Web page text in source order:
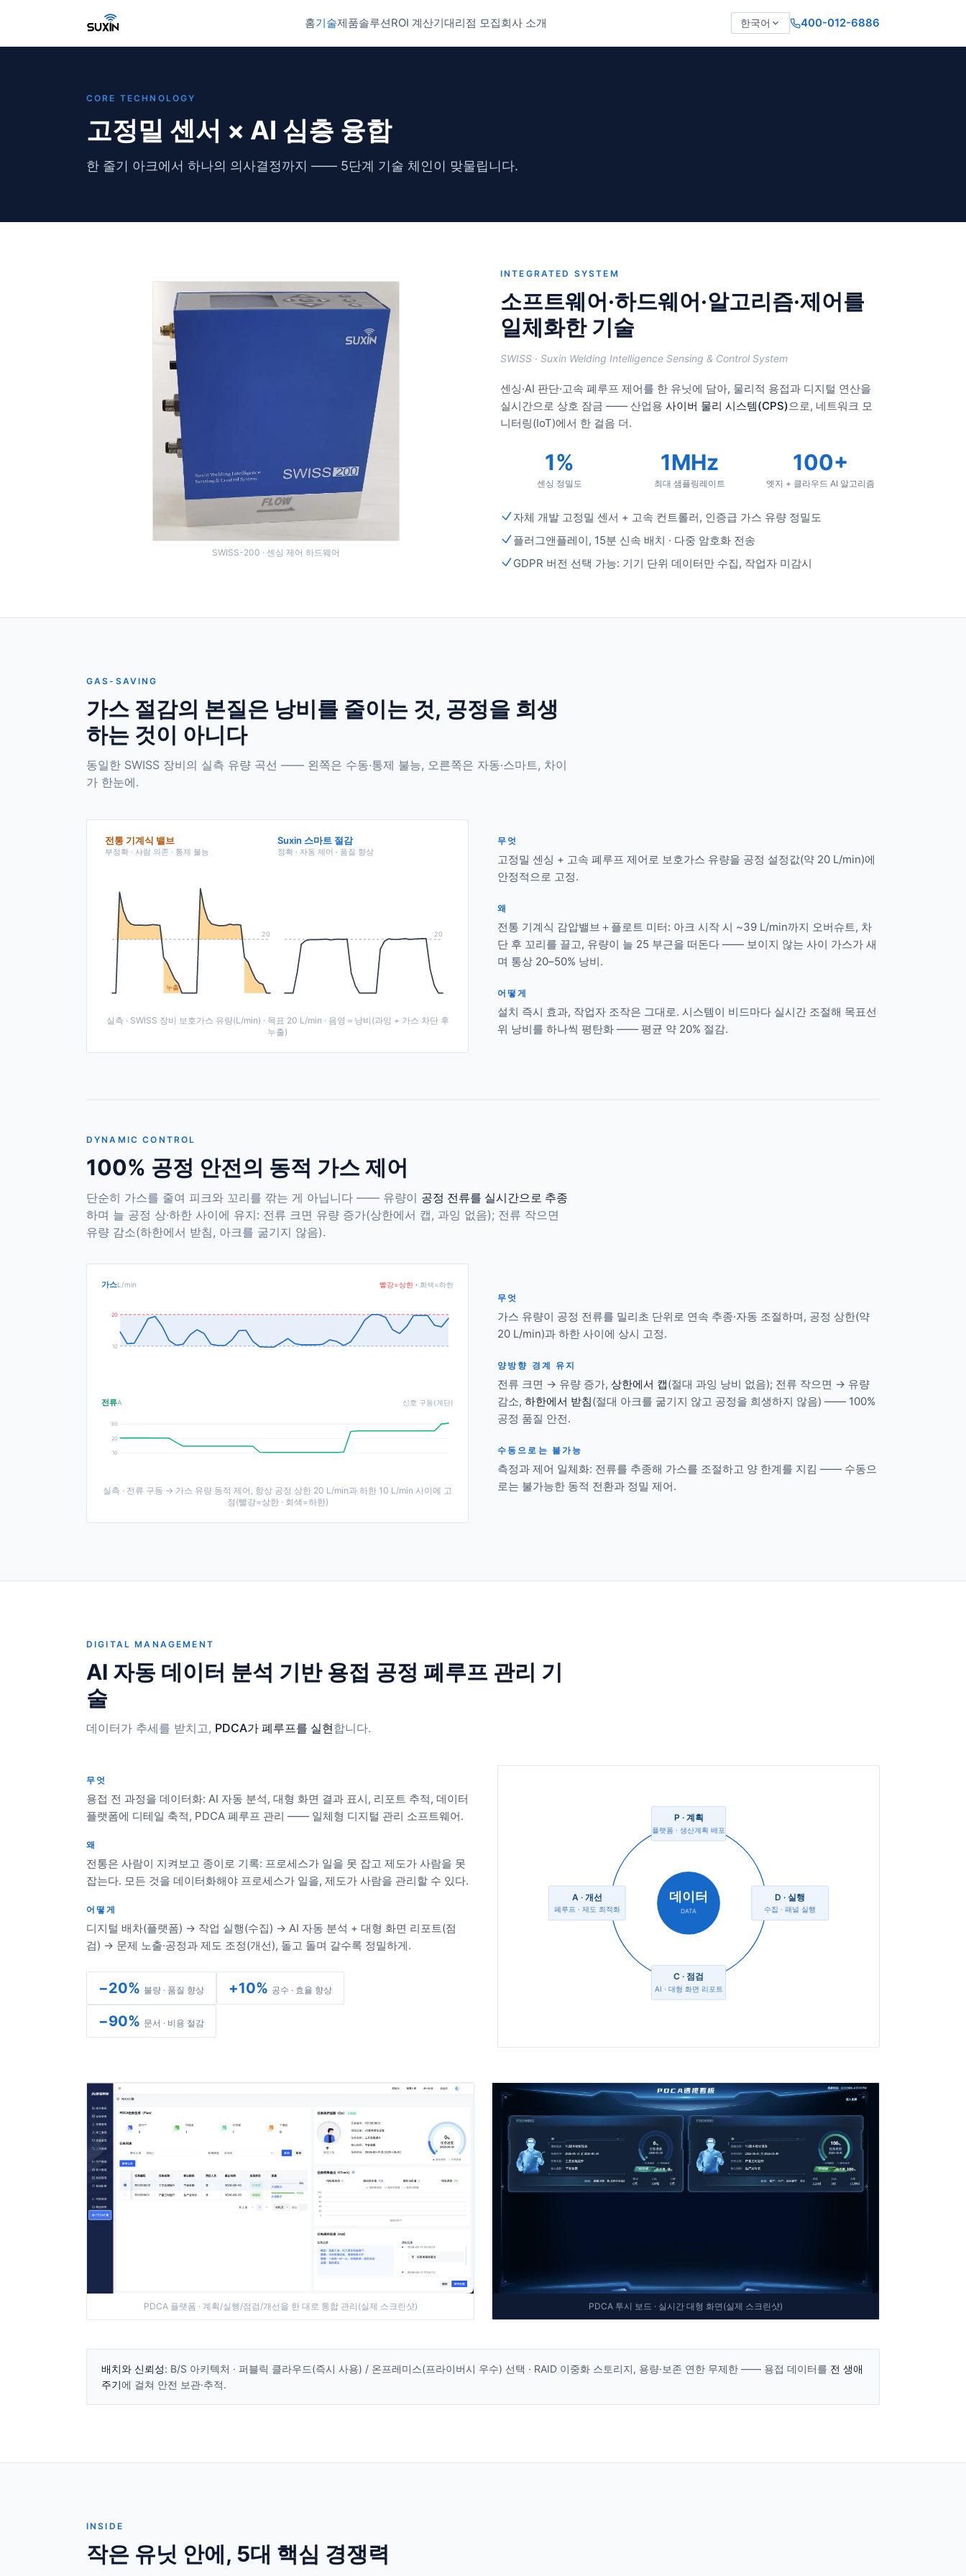
홈기술제품솔루션ROI 계산기대리점 모집회사 소개 한국어 400-012-6886
CORE TECHNOLOGY
고정밀 센서 × AI 심층 융합
한 줄기 아크에서 하나의 의사결정까지 —— 5단계 기술 체인이 맞물립니다.
SWISS-200 · 센싱 제어 하드웨어
INTEGRATED SYSTEM
소프트웨어·하드웨어·알고리즘·제어를
일체화한 기술
SWISS · Suxin Welding Intelligence Sensing & Control System
센싱·AI 판단·고속 폐루프 제어를 한 유닛에 담아, 물리적 용접과 디지털 연산을
실시간으로 상호 잠금 —— 산업용 사이버 물리 시스템(CPS)으로, 네트워크 모
니터링(IoT)에서 한 걸음 더.
1%
센싱 정밀도
1MHz
최대 샘플링레이트
100+
엣지 + 클라우드 AI 알고리즘
자체 개발 고정밀 센서 + 고속 컨트롤러, 인증급 가스 유량 정밀도
플러그앤플레이, 15분 신속 배치 · 다중 암호화 전송
GDPR 버전 선택 가능: 기기 단위 데이터만 수집, 작업자 미감시
GAS-SAVING
가스 절감의 본질은 낭비를 줄이는 것, 공정을 희생
하는 것이 아니다
동일한 SWISS 장비의 실측 유량 곡선 —— 왼쪽은 수동·통제 불능, 오른쪽은 자동·스마트, 차이
가 한눈에.
전통 기계식 밸브
부정확 · 사람 의존 · 통제 불능
20
누출
Suxin 스마트 절감
정확 · 자동 제어 · 품질 향상
20
실측 · SWISS 장비 보호가스 유량(L/min) · 목표 20 L/min · 음영＝낭비(과잉 + 가스 차단 후
누출)
무엇
고정밀 센싱 + 고속 폐루프 제어로 보호가스 유량을 공정 설정값(약 20 L/min)에
안정적으로 고정.
왜
전통 기계식 감압밸브＋플로트 미터: 아크 시작 시 ~39 L/min까지 오버슈트, 차
단 후 꼬리를 끌고, 유량이 늘 25 부근을 떠돈다 —— 보이지 않는 사이 가스가 새
며 통상 20–50% 낭비.
어떻게
설치 즉시 효과, 작업자 조작은 그대로. 시스템이 비드마다 실시간 조절해 목표선
위 낭비를 하나씩 평탄화 —— 평균 약 20% 절감.
DYNAMIC CONTROL
100% 공정 안전의 동적 가스 제어
단순히 가스를 줄여 피크와 꼬리를 깎는 게 아닙니다 —— 유량이 공정 전류를 실시간으로 추종
하며 늘 공정 상·하한 사이에 유지: 전류 크면 유량 증가(상한에서 캡, 과잉 없음); 전류 작으면
유량 감소(하한에서 받침, 아크를 굶기지 않음).
가스L/min 빨강=상한 · 회색=하한
20
10
전류A 신호 구동(계단)
10
20
30
실측 · 전류 구동 → 가스 유량 동적 제어, 항상 공정 상한 20 L/min과 하한 10 L/min 사이에 고
정(빨강=상한 · 회색=하한)
무엇
가스 유량이 공정 전류를 밀리초 단위로 연속 추종·자동 조절하며, 공정 상한(약
20 L/min)과 하한 사이에 상시 고정.
양방향 경계 유지
전류 크면 → 유량 증가, 상한에서 캡(절대 과잉 낭비 없음); 전류 작으면 → 유량
감소, 하한에서 받침(절대 아크를 굶기지 않고 공정을 희생하지 않음) —— 100%
공정 품질 안전.
수동으로는 불가능
측정과 제어 일체화: 전류를 추종해 가스를 조절하고 양 한계를 지킴 —— 수동으
로는 불가능한 동적 전환과 정밀 제어.
DIGITAL MANAGEMENT
AI 자동 데이터 분석 기반 용접 공정 폐루프 관리 기
술
데이터가 추세를 받치고, PDCA가 폐루프를 실현합니다.
무엇
용접 전 과정을 데이터화: AI 자동 분석, 대형 화면 결과 표시, 리포트 추적, 데이터
플랫폼에 디테일 축적, PDCA 폐루프 관리 —— 일체형 디지털 관리 소프트웨어.
왜
전통은 사람이 지켜보고 종이로 기록: 프로세스가 일을 못 잡고 제도가 사람을 못
잡는다. 모든 것을 데이터화해야 프로세스가 일을, 제도가 사람을 관리할 수 있다.
어떻게
디지털 배차(플랫폼) → 작업 실행(수집) → AI 자동 분석 + 대형 화면 리포트(점
검) → 문제 노출·공정과 제도 조정(개선), 돌고 돌며 갈수록 정밀하게.
−20% 불량 · 품질 향상 +10% 공수 · 효율 향상
−90% 문서 · 비용 절감
데이터
DATA
P · 계획
플랫폼 · 생산계획 배포
D · 실행
수집 · 패널 실행
C · 점검
AI · 대형 화면 리포트
A · 개선
폐루프 · 제도 최적화
PDCA 플랫폼 · 계획/실행/점검/개선을 한 대로 통합 관리(실제 스크린샷) PDCA 투시 보드 · 실시간 대형 화면(실제 스크린샷)
배치와 신뢰성: B/S 아키텍처 · 퍼블릭 클라우드(즉시 사용) / 온프레미스(프라이버시 우수) 선택 · RAID 이중화 스토리지, 용량·보존 연한 무제한 —— 용접 데이터를 전 생애
주기에 걸쳐 안전 보관·추적.
INSIDE
작은 유닛 안에, 5대 핵심 경쟁력